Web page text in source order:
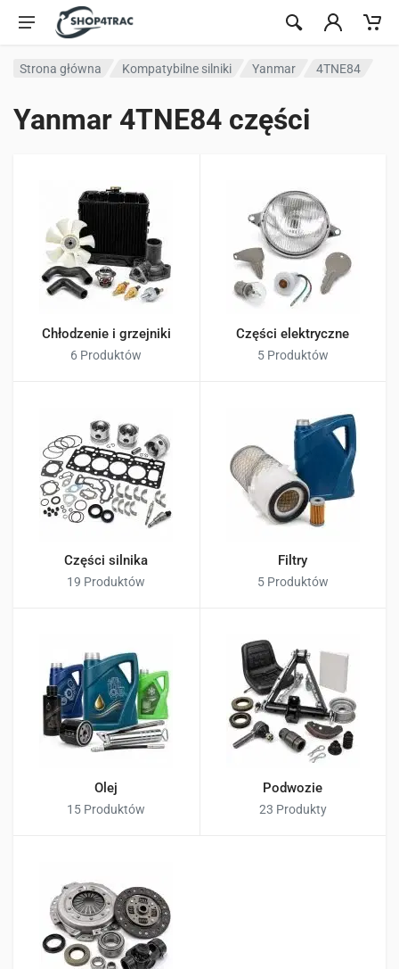
Przejdź do treści
Strona główna Kompatybilne silniki Yanmar 4TNE84
Yanmar 4TNE84 części
Chłodzenie i grzejniki
6 Produktów
Części elektryczne
5 Produktów
Części silnika
19 Produktów
Filtry
5 Produktów
Olej
15 Produktów
Podwozie
23 Produkty